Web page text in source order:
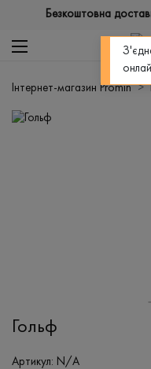
Безкоштовна
Інтернет-магазин Promin
Гольф
Артикул: N/A